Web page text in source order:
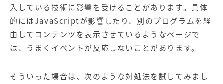
入している技術に影響を受けることがあります。具体
的にはJavaScriptが影響したり、別のプログラムを経
由してコンテンツを表示させているようなページで
は、うまくイベントが反応しないことがあります。
そういった場合は、次のような対処法を試してみまし